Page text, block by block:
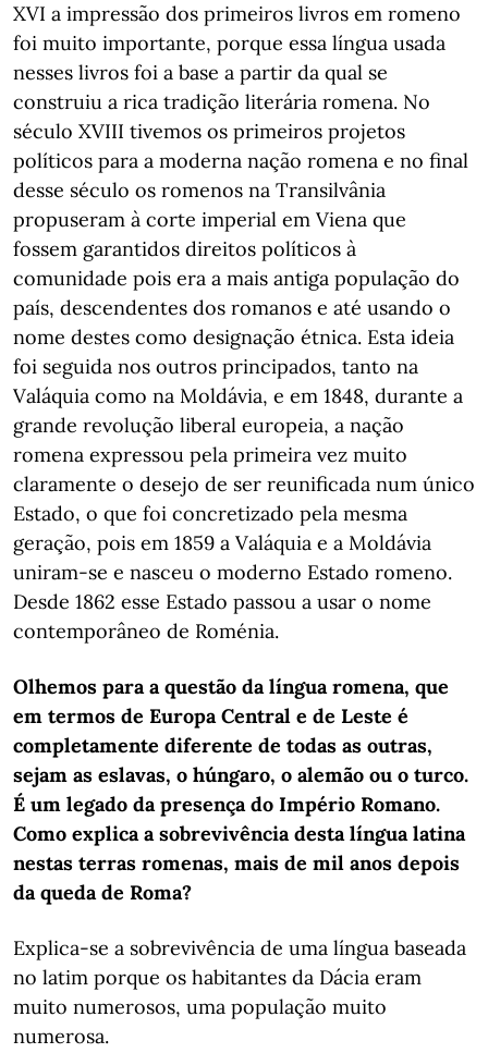
XVI a impressão dos primeiros livros em romeno
foi muito importante, porque essa língua usada
nesses livros foi a base a partir da qual se
construiu a rica tradição literária romena. No
século XVIII tivemos os primeiros projetos
políticos para a moderna nação romena e no final
desse século os romenos na Transilvânia
propuseram à corte imperial em Viena que
fossem garantidos direitos políticos à
comunidade pois era a mais antiga população do
país, descendentes dos romanos e até usando o
nome destes como designação étnica. Esta ideia
foi seguida nos outros principados, tanto na
Valáquia como na Moldávia, e em 1848, durante a
grande revolução liberal europeia, a nação
romena expressou pela primeira vez muito
claramente o desejo de ser reunificada num único
Estado, o que foi concretizado pela mesma
geração, pois em 1859 a Valáquia e a Moldávia
uniram-se e nasceu o moderno Estado romeno.
Desde 1862 esse Estado passou a usar o nome
contemporâneo de Roménia.
Olhemos para a questão da língua romena, que
em termos de Europa Central e de Leste é
completamente diferente de todas as outras,
sejam as eslavas, o húngaro, o alemão ou o turco.
É um legado da presença do Império Romano.
Como explica a sobrevivência desta língua latina
nestas terras romenas, mais de mil anos depois
da queda de Roma?
Explica-se a sobrevivência de uma língua baseada
no latim porque os habitantes da Dácia eram
muito numerosos, uma população muito
numerosa.